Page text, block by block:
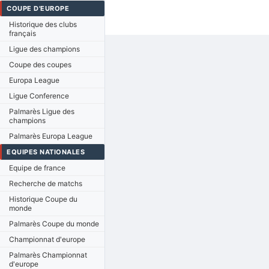
COUPE D'EUROPE
Historique des clubs
français
Ligue des champions
Coupe des coupes
Europa League
Ligue Conference
Palmarès Ligue des
champions
Palmarès Europa League
EQUIPES NATIONALES
Equipe de france
Recherche de matchs
Historique Coupe du
monde
Palmarès Coupe du monde
Championnat d'europe
Palmarès Championnat
d'europe